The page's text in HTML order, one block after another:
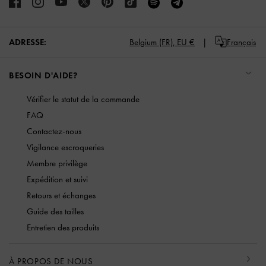
ADRESSE: Belgium (FR), EU € Français
BESOIN D'AIDE?
Vérifier le statut de la commande
FAQ
Contactez-nous
Vigilance escroqueries
Membre privilège
Expédition et suivi
Retours et échanges
Guide des tailles
Entretien des produits
À PROPOS DE NOUS